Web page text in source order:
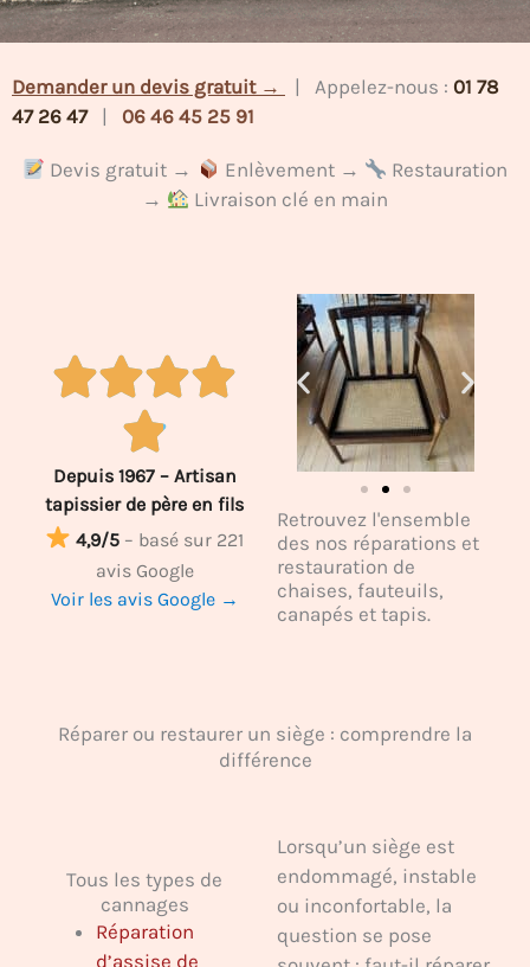
Demander un devis gratuit → | Appelez-nous : 01 78
47 26 47
| 06 46 45 25 91
Devis gratuit → Enlèvement →
Restauration
→
Livraison clé en main
Depuis 1967 – Artisan
tapissier de père en fils
4,9/5 – basé sur 221
avis Google
Voir les avis Google →
Retrouvez l'ensemble
des nos réparations et
restauration de
chaises, fauteuils,
canapés et tapis.
Réparer ou restaurer un siège : comprendre la
différence
Tous les types de
cannages
Réparation
d’assise de
Lorsqu’un siège est
endommagé, instable
ou inconfortable, la
question se pose